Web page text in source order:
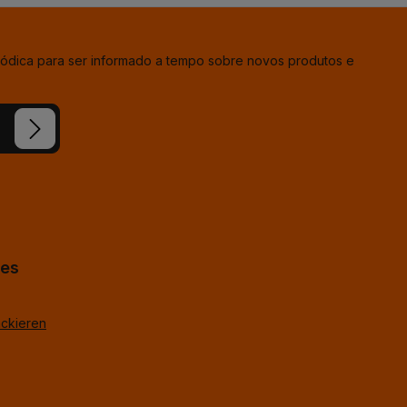
para ser informado a tempo sobre novos produtos e